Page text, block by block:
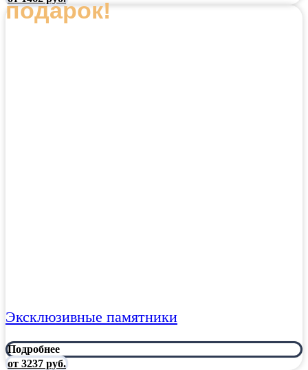
подарок!
Эксклюзивные памятники
Подробнее
от 3237 руб.